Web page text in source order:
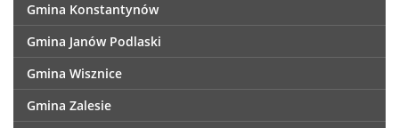
Gmina Konstantynów
Gmina Janów Podlaski
Gmina Wisznice
Gmina Zalesie